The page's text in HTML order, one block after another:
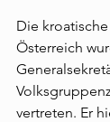
Die
Österreich
vertreten. Er